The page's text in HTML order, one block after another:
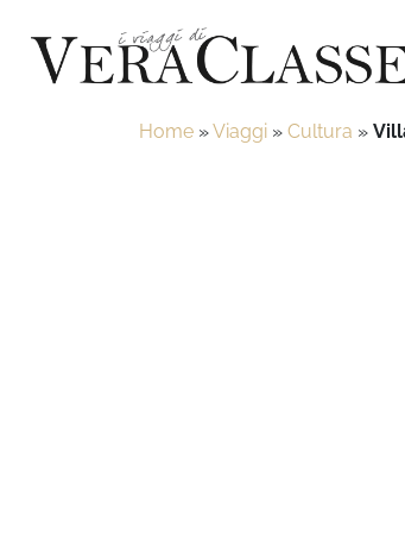
Home »Viaggi » Cultura »